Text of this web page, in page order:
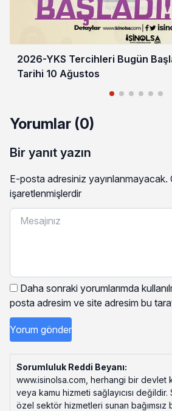
2026-YKS Tercihleri Bugün
Tarihi 10 Ağustos
Yorumlar (0)
Bir yanıt yazın
E-posta adresiniz yayınlanmayacak.
işaretlenmişlerdir
Daha sonraki yorumlarımda
posta adresim ve site adresim bu
Sorumluluk Reddi Beyanı:
www.isinolsa.com, herhangi bir devlet
veya kamu hizmeti sağlayıcısı değildir.
özel sektör hizmetleri sunan